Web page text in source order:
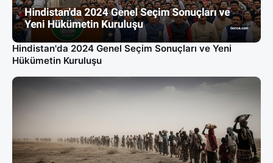
Hindistan'da 2024 Genel Seçim Sonuçları ve Yeni
Hükümetin Kuruluşu